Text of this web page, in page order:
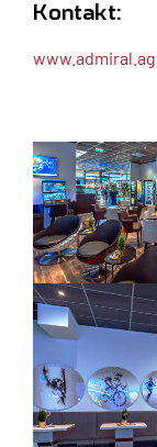
Kontakt:
www.admiral.ag